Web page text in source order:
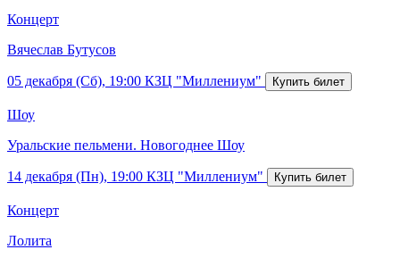
Концерт
Вячеслав Бутусов
05 декабря (Сб), 19:00 КЗЦ "Миллениум"
Шоу
Уральские пельмени. Новогоднее Шоу
14 декабря (Пн), 19:00 КЗЦ "Миллениум"
Концерт
Лолита